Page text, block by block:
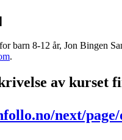
barn 8-12 år, Jon Bingen
.
av kurset
next/